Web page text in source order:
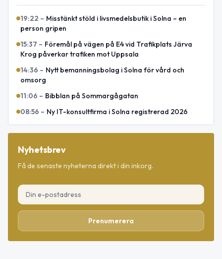
19:22 – Misstänkt stöld i livsmedelsbutik i Solna – en
person gripen
15:37 – Föremål på vägen på E4 vid Trafikplats Järva
Krog påverkar trafiken mot Uppsala
14:36 – Nytt bemanningsbolag i Solna för vård och
omsorg
11:06 – Bibblan på Sommargågatan
08:56 – Ny IT-konsultfirma i Solna registrerad 2026
Nyhetsbrev
Få de senaste nyheterna direkt i din inkorg.
Prenumerera